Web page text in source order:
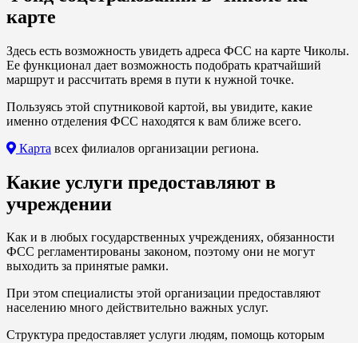
карте
Здесь есть возможность увидеть адреса ФСС на карте Чиколы.
Ее функционал дает возможность подобрать кратчайший
маршрут и рассчитать время в пути к нужной точке.
Пользуясь этой спутниковой картой, вы увидите, какие
именно отделения ФСС находятся к вам ближе всего.
Карта всех филиалов организации региона.
Какие услуги предоставляют в
учреждении
Как и в любых государственных учреждениях, обязанности
ФСС регламентированы законом, поэтому они не могут
выходить за принятые рамки.
При этом специалисты этой организации предоставляют
населению много действительно важных услуг.
Структура предоставляет услуги людям, помощь которым